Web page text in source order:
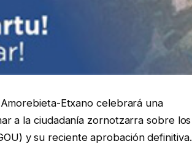
Etxano celebrará una
a la ciudadanía zornotzarra sobre los
y su reciente aprobación definitiva.